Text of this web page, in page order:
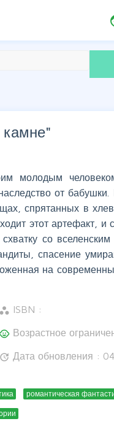
"
молодым
от
спрятанных в
этот артефакт, и
со
спасение
на
workspaces ISBN :
Возрастное
update Дата обновления :
романтическая